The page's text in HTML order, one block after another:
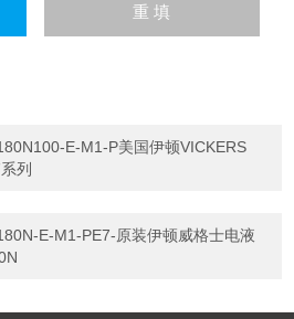
E-M1-P美国伊顿VICKERS
列
E-M1-PE7-原装伊顿威格士电液